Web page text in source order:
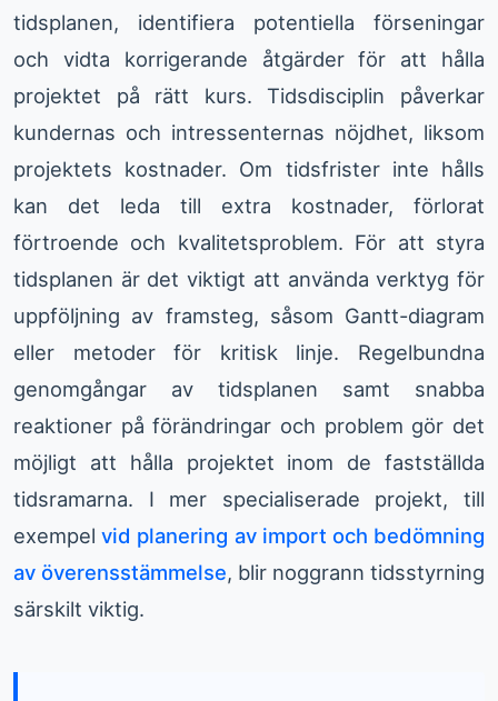
tidsplanen, identifiera potentiella förseningar
och vidta korrigerande åtgärder för att hålla
projektet på rätt kurs. Tidsdisciplin påverkar
kundernas och intressenternas nöjdhet, liksom
projektets kostnader. Om tidsfrister inte hålls
kan det leda till extra kostnader, förlorat
förtroende och kvalitetsproblem. För att styra
tidsplanen är det viktigt att använda verktyg för
uppföljning av framsteg, såsom Gantt-diagram
eller metoder för kritisk linje. Regelbundna
genomgångar av tidsplanen samt snabba
reaktioner på förändringar och problem gör det
möjligt att hålla projektet inom de fastställda
tidsramarna. I mer specialiserade projekt, till
exempelvid planering av import och bedömning
av överensstämmelse, blir noggrann tidsstyrning
särskilt viktig.